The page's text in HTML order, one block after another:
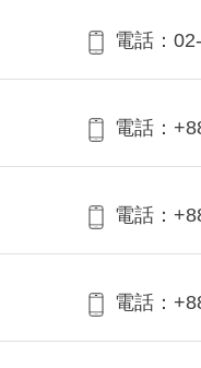
電話：
電話：
電話：
電話：